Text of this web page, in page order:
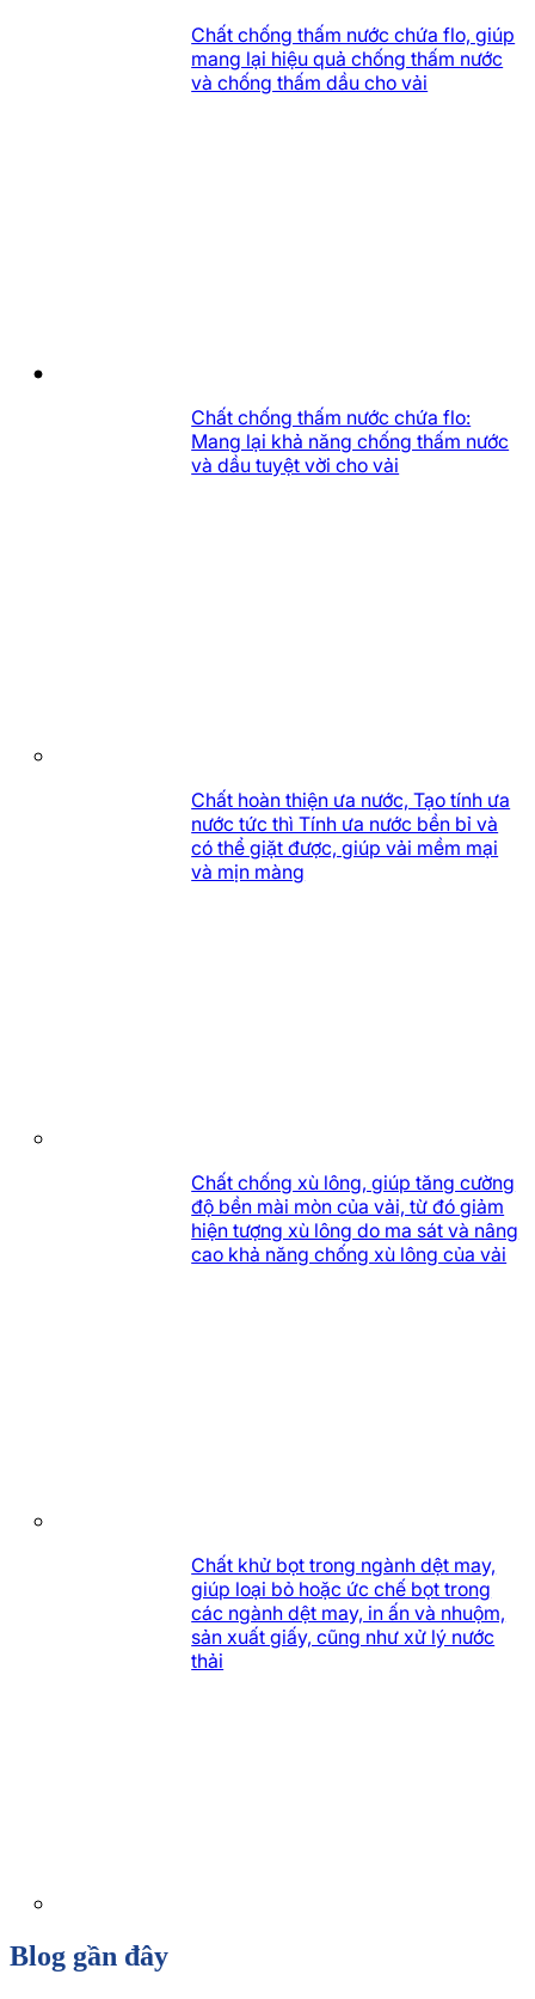
Chất chống thấm nước chứa flo, giúp
mang lại hiệu quả chống thấm nước
và chống thấm dầu cho vải
Chất chống thấm nước chứa flo:
Mang lại khả năng chống thấm nước
và dầu tuyệt vời cho vải
Chất hoàn thiện ưa nước, Tạo tính ưa
nước tức thì Tính ưa nước bền bỉ và
có thể giặt được, giúp vải mềm mại
và mịn màng
Chất chống xù lông, giúp tăng cường
độ bền mài mòn của vải, từ đó giảm
hiện tượng xù lông do ma sát và nâng
cao khả năng chống xù lông của vải
Chất khử bọt trong ngành dệt may,
giúp loại bỏ hoặc ức chế bọt trong
các ngành dệt may, in ấn và nhuộm,
sản xuất giấy, cũng như xử lý nước
thải
Blog gần đây